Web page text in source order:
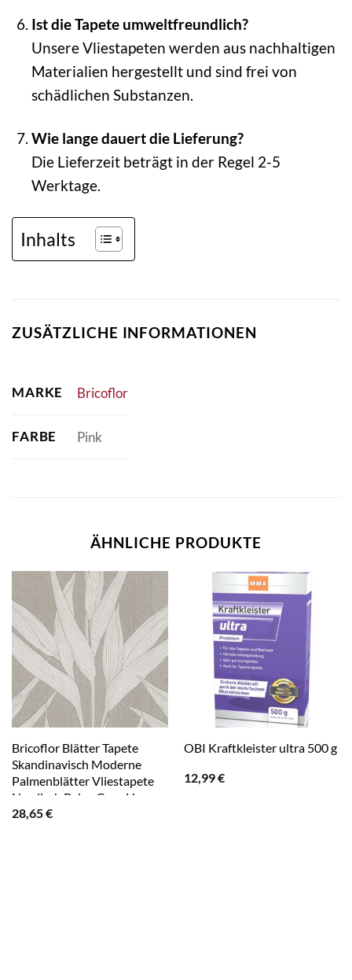
Ist die Tapete umweltfreundlich?
Unsere Vliestapeten werden aus nachhaltigen
Materialien hergestellt und sind frei von
schädlichen Substanzen.
Wie lange dauert die Lieferung?
Die Lieferzeit beträgt in der Regel 2-5
Werktage.
Inhalts
ZUSÄTZLICHE INFORMATIONEN
MARKE Bricoflor
FARBE Pink
ÄHNLICHE PRODUKTE
Bricoflor Blätter Tapete
Skandinavisch Moderne
Palmenblätter Vliestapete
Nordisch Beige Grau Hygge
Vlies Mustertapete Greige
28,65€
OBI Kraftkleister ultra 500 g
12,99€